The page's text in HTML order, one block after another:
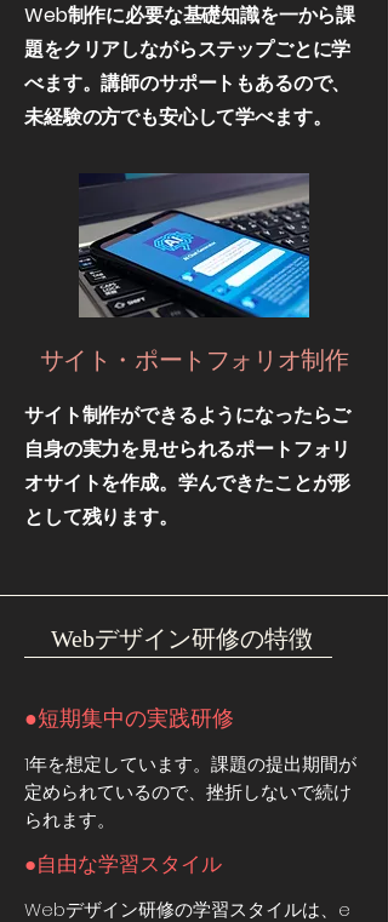
Web制作に必要な基礎知識を一から課
題をクリアしながらステップごとに学
べます。講師のサポートもあるので、
未経験の方でも安心して学べます。
​サイト・ポートフォリオ制作
​サイト制作ができるようになったらご
自身の実力を見せられるポートフォリ
オサイトを作成。学んできたことが形
として残ります。
​Webデザイン研修の特徴
●短期集中の実践研修
1年を想定しています。課題の提出期間が
定められているので、挫折しないで続け
られます。
●自由な学習スタイル
Webデザイン研修の学習スタイルは、e